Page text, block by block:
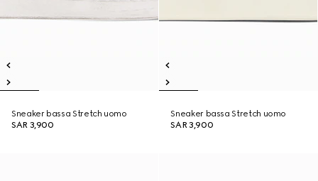
Sneaker bassa Stretch uomo
SAR 3,900
Sneaker bassa Stretch uomo
SAR 3,900